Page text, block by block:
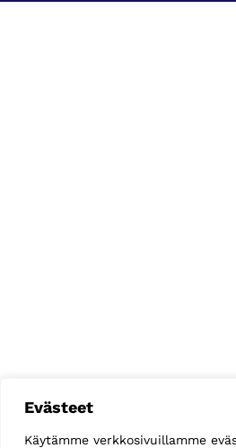
Evästeet
Käytämme verkkosivuillamme